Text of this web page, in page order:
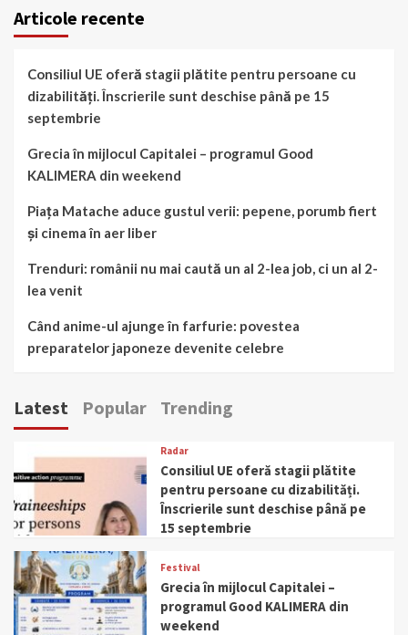
Articole recente
Consiliul UE oferă stagii plătite pentru persoane cu
dizabilități. Înscrierile sunt deschise până pe 15
septembrie
Grecia în mijlocul Capitalei – programul Good
KALIMERA din weekend
Piața Matache aduce gustul verii: pepene, porumb fiert
și cinema în aer liber
Trenduri: românii nu mai caută un al 2-lea job, ci un al 2-
lea venit
Când anime-ul ajunge în farfurie: povestea
preparatelor japoneze devenite celebre
Latest Popular Trending
Radar
Consiliul UE oferă stagii plătite
pentru persoane cu dizabilități.
Înscrierile sunt deschise până pe
15 septembrie
Festival
Grecia în mijlocul Capitalei –
programul Good KALIMERA din
weekend